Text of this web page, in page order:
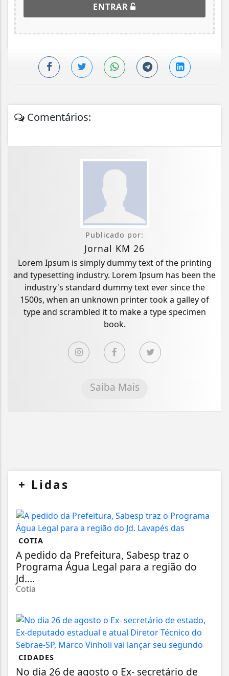
ENTRAR
Comentários:
Publicado por:
Jornal KM 26
Lorem Ipsum is simply dummy text of the printing
and typesetting industry. Lorem Ipsum has been the
industry's standard dummy text ever since the
1500s, when an unknown printer took a galley of
type and scrambled it to make a type specimen
book.
Saiba Mais
+ Lidas
COTIA
A pedido da Prefeitura, Sabesp traz o
Programa Água Legal para a região do
Jd....
Cotia
CIDADES
No dia 26 de agosto o Ex- secretário de